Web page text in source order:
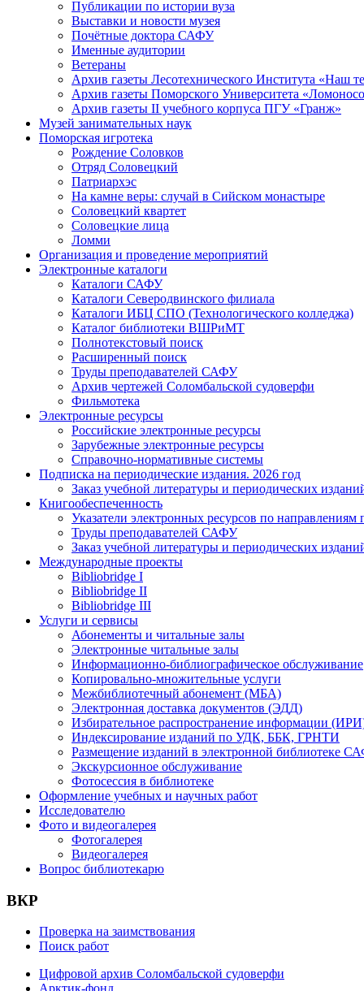
Публикации по истории вуза
Выставки и новости музея
Почётные доктора САФУ
Именные аудитории
Ветераны
Архив газеты Лесотехнического Института «Наш
Архив газеты Поморского Университета
Архив газеты II учебного корпуса ПГУ «Гранж»
Музей занимательных наук
Поморская игротека
Рождение Соловков
Отряд Соловецкий
Патриархэс
На камне веры: случай в Сийском монастыре
Соловецкий квартет
Соловецкие лица
Ломми
Организация и проведение мероприятий
Электронные каталоги
Каталоги САФУ
Каталоги Северодвинского филиала
Каталоги ИБЦ СПО (Технологического колледжа)
Каталог библиотеки ВШРиМТ
Полнотекстовый поиск
Расширенный поиск
Труды преподавателей САФУ
Архив чертежей Соломбальской судоверфи
Фильмотека
Электронные ресурсы
Российские электронные ресурсы
Зарубежные электронные ресурсы
Справочно-нормативные системы
Подписка на периодические издания. 2026 год
Заказ учебной литературы и периодических
Книгообеспеченность
Указатели электронных ресурсов по направлениям
Труды преподавателей САФУ
Заказ учебной литературы и периодических
Международные проекты
Bibliobridge I
Bibliobridge II
Bibliobridge III
Услуги и сервисы
Абонементы и читальные залы
Электронные читальные залы
Информационно-библиографическое обслуживание
Копировально-множительные услуги
Межбиблиотечный абонемент (МБА)
Электронная доставка документов (ЭДД)
Избирательное распространение информации
Индексирование изданий по УДК, ББК, ГРНТИ
Размещение изданий в электронной библиотеке
Экскурсионное обслуживание
Фотосессия в библиотеке
Оформление учебных и научных работ
Исследователю
Фото и видеогалерея
Фотогалерея
Видеогалерея
Вопрос библиотекарю
ВКР
Проверка на заимствования
Поиск работ
Цифровой архив Соломбальской судоверфи